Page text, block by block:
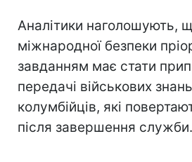
Аналітики наголошують,
міжнародної безпеки
завданням має стати
передачі військових
колумбійців, які
після завершення служби.